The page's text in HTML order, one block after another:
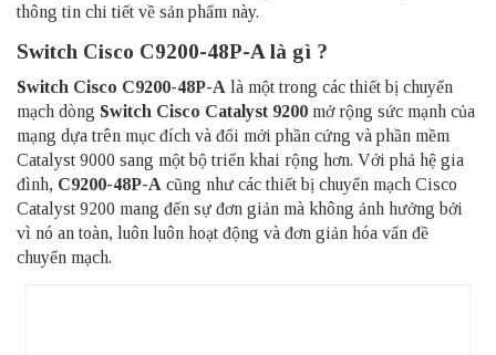
thông tin chi tiết về sản phẩm này.
Switch Cisco C9200-48P-A là gì ?
Switch Cisco C9200-48P-A là một trong các thiết bị chuyển
mạch dòng Switch Cisco Catalyst 9200 mở rộng sức mạnh của
mạng dựa trên mục đích và đổi mới phần cứng và phần mềm
Catalyst 9000 sang một bộ triển khai rộng hơn. Với phả hệ gia
đình, C9200-48P-A cũng như các thiết bị chuyển mạch Cisco
Catalyst 9200 mang đến sự đơn giản mà không ảnh hưởng bởi
vì nó an toàn, luôn luôn hoạt động và đơn giản hóa vấn đề
chuyển mạch.